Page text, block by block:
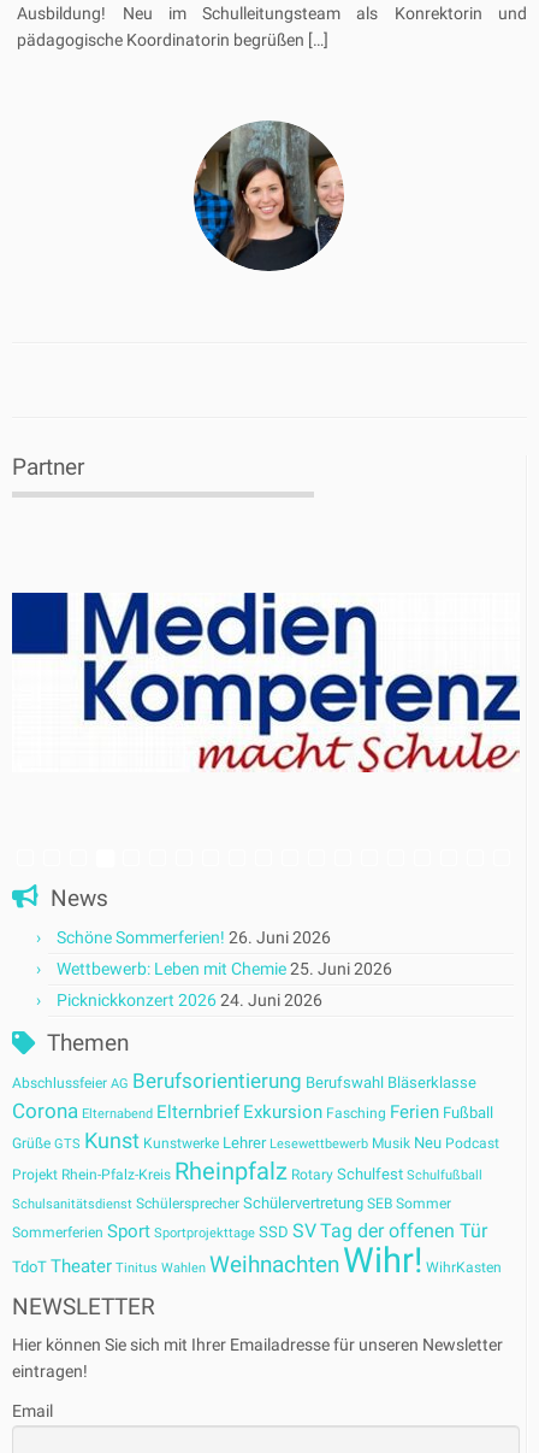
Ausbildung! Neu im Schulleitungsteam als Konrektorin und
pädagogische Koordinatorin begrüßen […]
Partner
News
Schöne Sommerferien! 26. Juni 2026
Wettbewerb: Leben mit Chemie25. Juni 2026
Picknickkonzert 202624. Juni 2026
Themen
Abschlussfeier AG Berufsorientierung Berufswahl Bläserklasse
Corona Elternabend Elternbrief Exkursion Fasching Ferien Fußball
Grüße GTS Kunst Kunstwerke Lehrer Lesewettbewerb Musik Neu Podcast
Projekt Rhein-Pfalz-Kreis Rheinpfalz Rotary Schulfest Schulfußball
Schulsanitätsdienst Schülersprecher Schülervertretung SEB Sommer
Sommerferien Sport Sportprojekttage SSD SVTag der offenen Tür
TdoT Theater Tinitus Wahlen WeihnachtenWihr! WihrKasten
NEWSLETTER
Hier können Sie sich mit Ihrer Emailadresse für unseren Newsletter
eintragen!
Email